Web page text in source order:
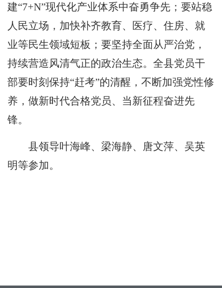
建“7+N”现代化产业体系中奋勇争先；要站稳
人民立场，加快补齐教育、医疗、住房、就
业等民生领域短板；要坚持全面从严治党，
持续营造风清气正的政治生态。全县党员干
部要时刻保持“赶考”的清醒，不断加强党性修
养，做新时代合格党员、当新征程奋进先
锋。
县领导叶海峰、梁海静、唐文萍、吴英
明等参加。